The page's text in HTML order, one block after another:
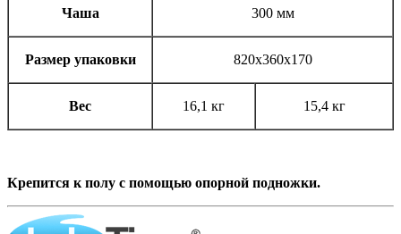
Чаша 300 мм
Размер упаковки 820х360х170
Вес 16,1 кг 15,4 кг
Крепится к полу с помощью опорной подножки.